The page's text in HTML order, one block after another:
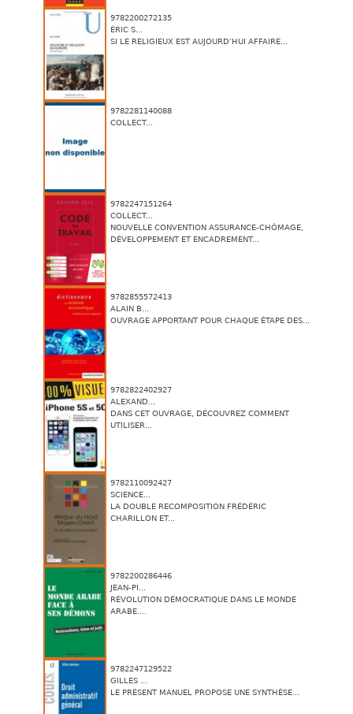
9782200272135
ÉRIC S...
SI LE RELIGIEUX EST AUJOURD’HUI AFFAIRE...
9782281140088
COLLECT...
9782247151264
COLLECT...
NOUVELLE CONVENTION ASSURANCE-CHÔMAGE,
DÉVELOPPEMENT ET ENCADREMENT...
9782855572413
ALAIN B...
OUVRAGE APPORTANT POUR CHAQUE ÉTAPE DES...
9782822402927
ALEXAND...
DANS CET OUVRAGE, DÉCOUVREZ COMMENT
UTILISER...
9782110092427
SCIENCE...
LA DOUBLE RECOMPOSITION FRÉDÉRIC
CHARILLON ET...
9782200286446
JEAN-PI...
RÉVOLUTION DÉMOCRATIQUE DANS LE MONDE
ARABE....
9782247129522
GILLES ...
LE PRÉSENT MANUEL PROPOSE UNE SYNTHÈSE...